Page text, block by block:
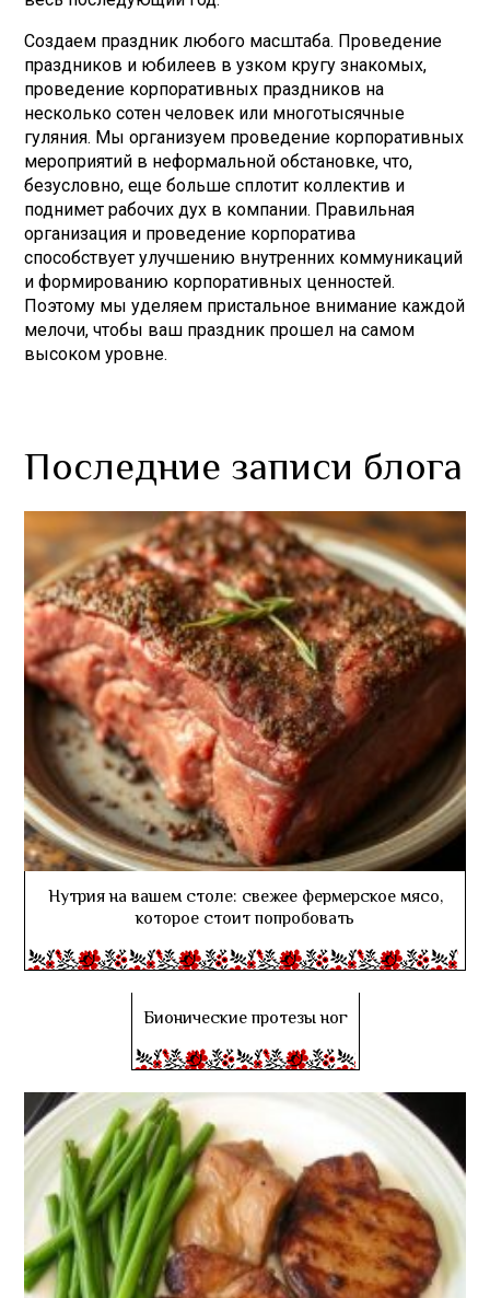
Создаем праздник любого масштаба. Проведение
праздников и юбилеев в узком кругу знакомых,
проведение корпоративных праздников на
несколько сотен человек или многотысячные
гуляния. Мы организуем проведение корпоративных
мероприятий в неформальной обстановке, что,
безусловно, еще больше сплотит коллектив и
поднимет рабочих дух в компании. Правильная
организация и проведение корпоратива
способствует улучшению внутренних коммуникаций
и формированию корпоративных ценностей.
Поэтому мы уделяем пристальное внимание каждой
мелочи, чтобы ваш праздник прошел на самом
высоком уровне.
Последние записи блога
Нутрия на вашем столе: свежее фермерское мясо,
которое стоит попробовать
Бионические протезы ног